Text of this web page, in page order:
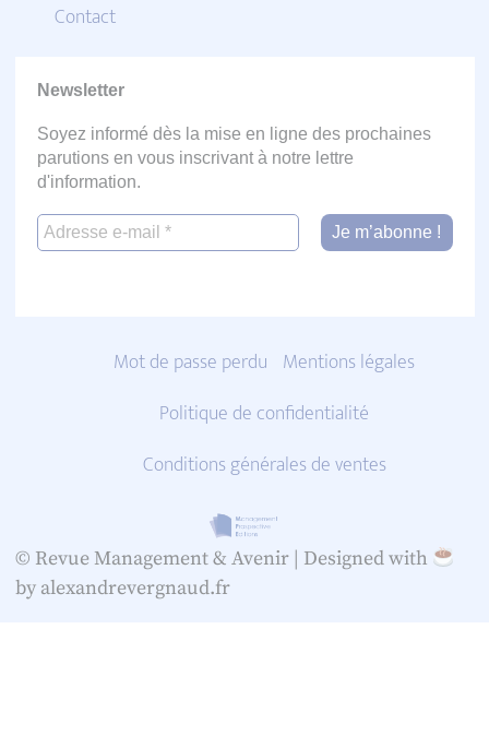
Contact
Newsletter
Soyez informé dès la mise en ligne des prochaines
parutions en vous inscrivant à notre lettre
d'information.
Mot de passe perdu Mentions légales
Politique de confidentialité
Conditions générales de ventes
© Revue Management & Avenir | Designed with
by alexandrevergnaud.fr